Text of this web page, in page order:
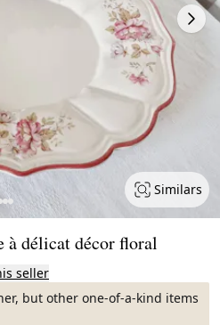
Similars
à délicat décor floral
seller
but other one-of-a-kind items